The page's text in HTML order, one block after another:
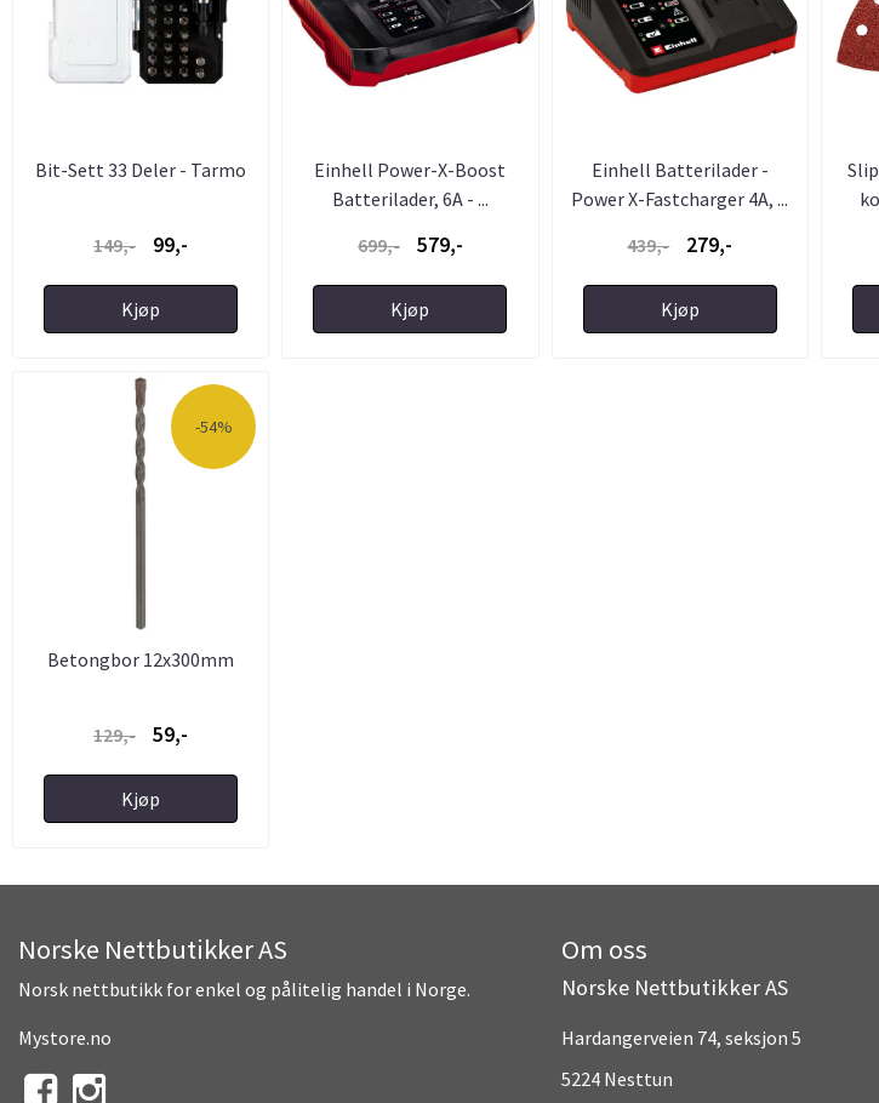
Bit-Sett 33 Deler - Tarmo
149,- 99,-
Kjøp
Einhell Power-X-Boost
Batterilader, 6A - ...
699,-
579,-
Kjøp
Einhell Batterilader -
Power X-Fastcharger 4A, ...
439,-
279,-
Kjøp
-54%
Betongbor 12x300mm
129,- 59,-
Kjøp
Norske Nettbutikker AS
Norsk nettbutikk for enkel og pålitelig handel i Norge.
Mystore.no
Om oss
Norske Nettbutikker AS
Hardangerveien 74, seksjon 5
5224 Nesttun